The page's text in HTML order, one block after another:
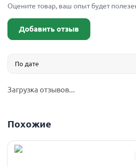
Оцените товар, ваш опыт будет
Добавить отзыв
Загрузка отзывов...
Похожие